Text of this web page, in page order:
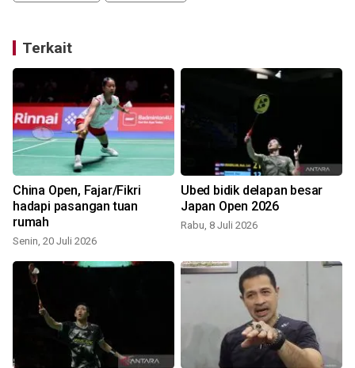
Terkait
China Open, Fajar/Fikri
hadapi pasangan tuan
rumah
Senin, 20 Juli 2026
Ubed bidik delapan besar
Japan Open 2026
Rabu, 8 Juli 2026